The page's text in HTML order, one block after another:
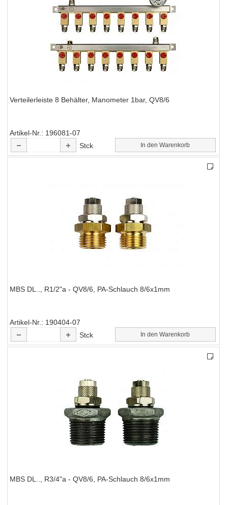
Verteilerleiste 8 Behälter, Manometer 1bar, QV8/6
Artikel-Nr.
196081-07
Stck
In den Warenkorb
MBS DL.., R1/2"a - QV8/6, PA-Schlauch 8/6x1mm
Artikel-Nr.
190404-07
Stck
In den Warenkorb
MBS DL.., R3/4"a - QV8/6, PA-Schlauch 8/6x1mm